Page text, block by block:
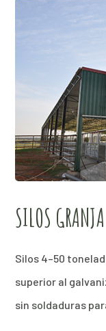
SILOS GRANJA
Silos 4–50
superior al
sin soldaduras